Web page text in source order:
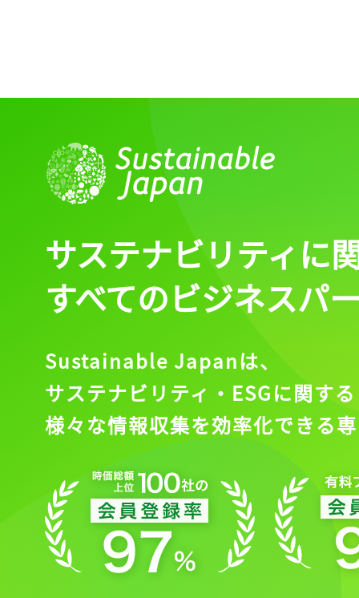
サステナビリティに
すべてのビジネスパ
Sustainable Japanは、
サステナビリティ・ESGに関する
様々な情報収集を効率化できる